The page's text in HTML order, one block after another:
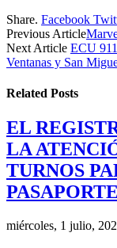
Share. Facebook
Previous Article
Next Article ECU
Ventanas y San
Related Posts
EL
LA
TURNOS
miércoles, 1 julio,